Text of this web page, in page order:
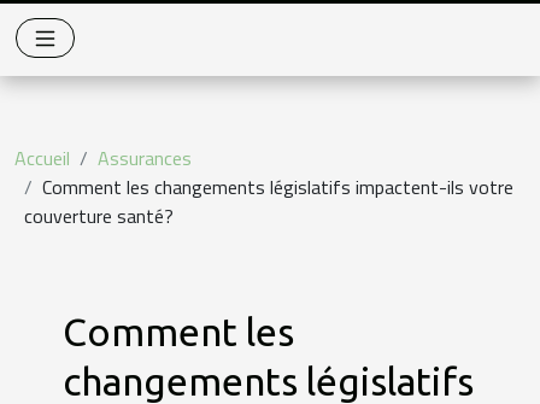
Accueil
Assurances
Comment les changements législatifs impactent-ils votre
couverture santé?
Comment les
changements législatifs